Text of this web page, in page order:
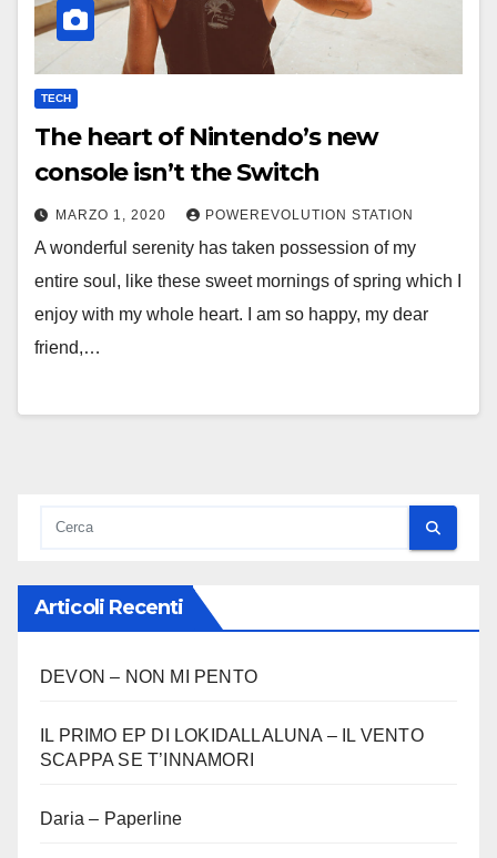
TECH
The heart of Nintendo’s new
console isn’t the Switch
MARZO 1, 2020 POWEREVOLUTION STATION
A wonderful serenity has taken possession of my
entire soul, like these sweet mornings of spring which I
enjoy with my whole heart. I am so happy, my dear
friend,…
Articoli Recenti
DEVON – NON MI PENTO
IL PRIMO EP DI LOKIDALLALUNA – IL VENTO
SCAPPA SE T’INNAMORI
Daria – Paperline